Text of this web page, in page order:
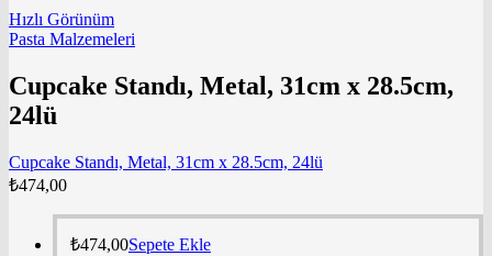
Hızlı Görünüm
Pasta Malzemeleri
Cupcake Standı, Metal, 31cm x 28.5cm,
24lü
Cupcake Standı, Metal, 31cm x 28.5cm, 24lü
₺474,00
₺474,00Sepete Ekle